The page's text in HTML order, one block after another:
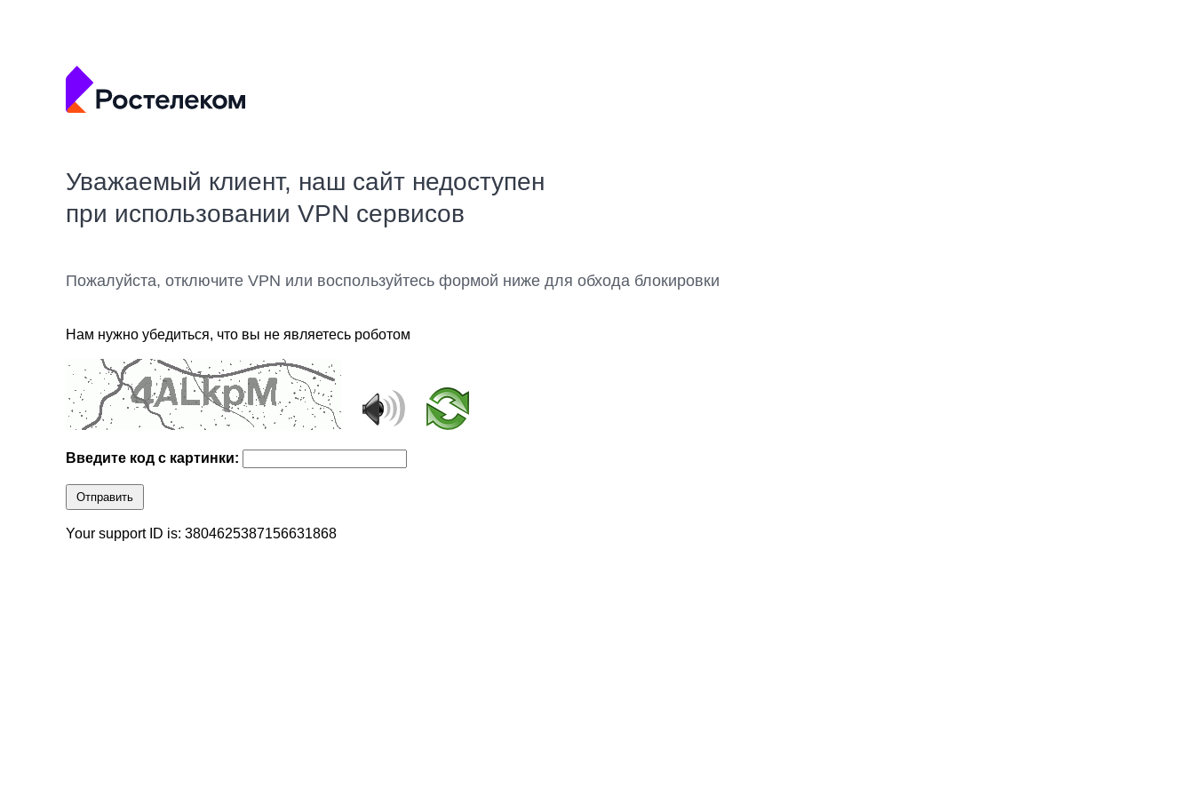
Уважаемый клиент, наш сайт недоступен
при использовании VPN сервисов
Пожалуйста, отключите VPN или воспользуйтесь формой ниже для обхода блокировки
Нам нужно убедиться, что вы не являетесь роботом
Введите код с картинки:
Отправить
Your support ID is: 3804625387156631868